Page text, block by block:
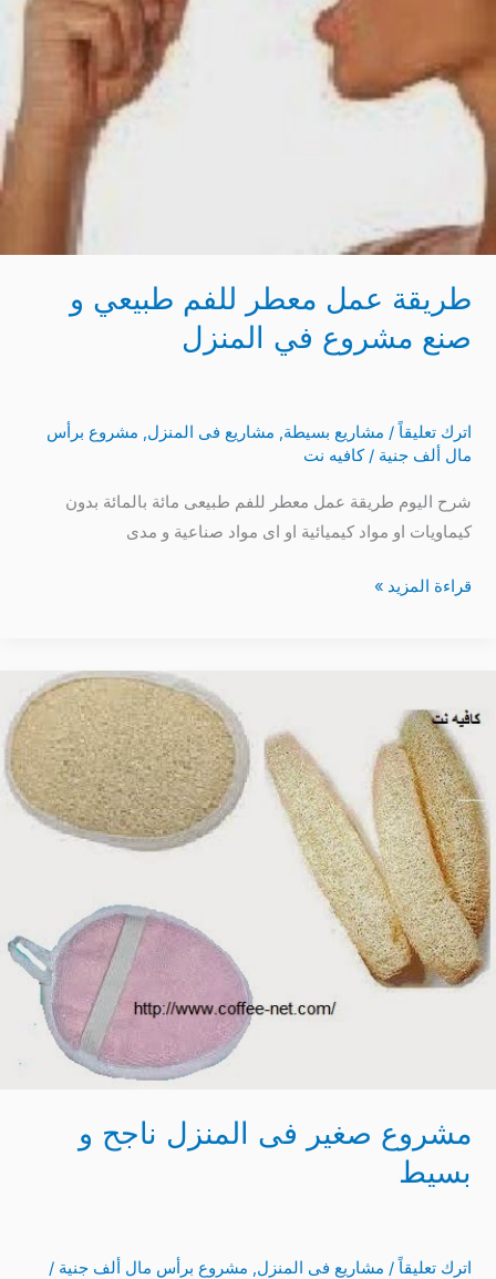
طريقة عمل معطر للفم طبيعي و
صنع مشروع في المنزل
اترك تعليقاً /مشاريع بسيطة,مشاريع فى المنزل, مشروع برأس
مال ألف جنية/كافيه نت
شرح اليوم طريقة عمل معطر للفم طبيعى مائة بالمائة بدون
كيماويات او مواد كيميائية او اى مواد صناعية و مدى
قراءة المزيد »
مشروع صغير فى المنزل ناجح و
بسيط
اترك تعليقاً /مشاريع فى المنزل, مشروع برأس مال ألف جنية/
صغير
المنزل
ناجح
و
بسيط